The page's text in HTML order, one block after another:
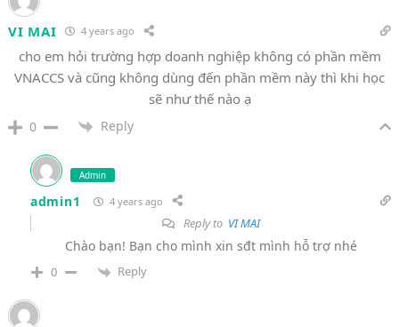
VI MAI 4 years ago
cho em hỏi trường hợp doanh nghiệp không có phần mềm
VNACCS và cũng không dùng đến phần mềm này thì khi học
sẽ như thế nào ạ
0 Reply
Admin
admin1 4 years ago
Reply to VI MAI
Chào bạn! Bạn cho mình xin sđt mình hỗ trợ nhé
0 Reply